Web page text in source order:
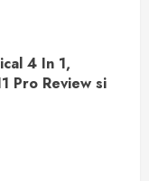
4 In 1,
Pro Review si